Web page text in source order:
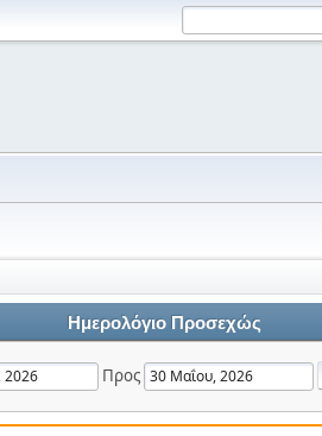
Ημερολόγιο Προσεχώς
Προς